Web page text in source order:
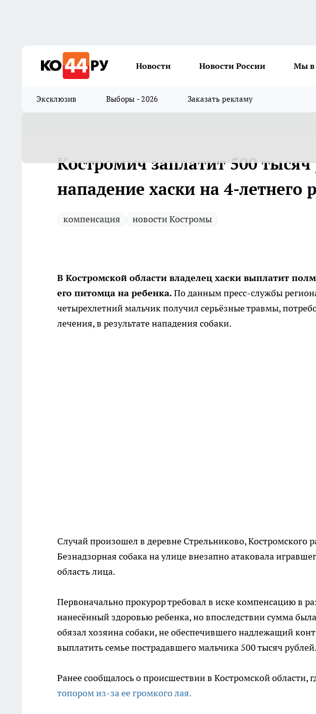
Новости Новости России Мы в
Эксклюзив Выборы - 2026 Заказать рекламу
Костромич заплатит 500 тысяч
нападение хаски на 4-летнего
компенсация новости Костромы
В Костромской области владелец хаски выплатит
его питомца на ребенка.По данным пресс-службы
четырехлетний мальчик получил серьёзные травмы,
лечения, в результате нападения собаки.
Случай произошел в деревне Стрельниково, Костромского
Безнадзорная собака на улице внезапно атаковала
область лица.
Первоначально прокурор требовал в иске компенсацию в
нанесённый здоровью ребенка, но впоследствии сумма
обязал хозяина собаки, не обеспечившего надлежащий
выплатить семье пострадавшего мальчика 500 тысяч рублей.
Ранее сообщалось о происшествии в Костромской области,
топором из-за ее громкого лая.